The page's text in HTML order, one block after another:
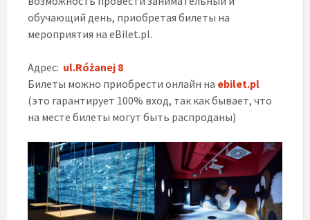
обучающий день, приобретая билеты на
мероприятия на eBilet.pl.
Адрес: ul.Różanej 8
Билеты можно приобрести онлайн на ebilet.pl
(это гарантирует 100% вход, так как бывает, что
на месте билеты могут быть распроданы)